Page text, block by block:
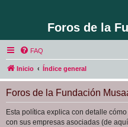
Foros de la
FAQ
Inicio Índice general
Foros de la Fundación
Esta política explica con detalle
con sus empresas asociadas (de aquí